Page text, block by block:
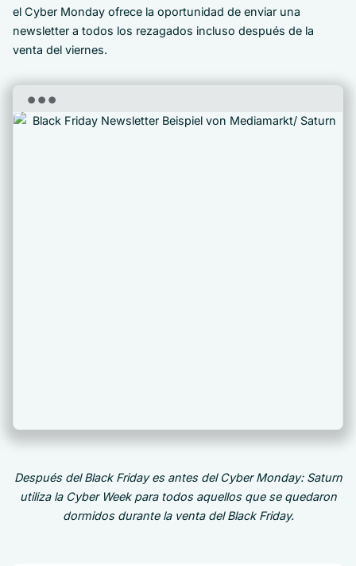
el Cyber Monday ofrece la oportunidad de enviar una
newsletter a todos los rezagados incluso después de la
venta del viernes.
Después del Black Friday es antes del Cyber Monday: Saturn
utiliza la Cyber Week para todos aquellos que se quedaron
dormidos durante la venta del Black Friday.